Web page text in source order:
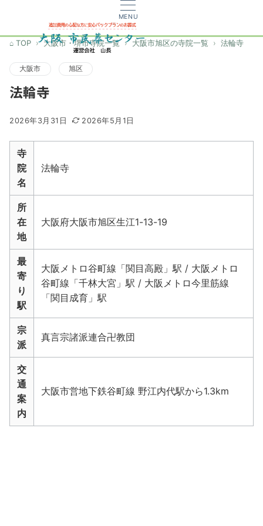
MENU
TOP 大阪市・堺市寺院一覧 大阪市旭区の寺院一覧 法輪寺
大阪市 旭区
法輪寺
2026年3月31日 2026年5月1日
寺
院
名
法輪寺
所
在
地
大阪府大阪市旭区生江1-13-19
最
寄
り
駅
大阪メトロ谷町線「関目高殿」駅 / 大阪メトロ
谷町線「千林大宮」駅 / 大阪メトロ今里筋線
「関目成育」駅
宗
派
真言宗諸派連合卍教団
交
通
案
内
大阪市営地下鉄谷町線 野江内代駅から1.3km